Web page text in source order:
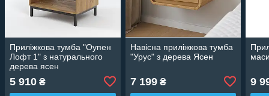
Приліжкова тумба "Оупен
Лофт 1" з натурального
дерева ясен
5 910 ₴
Навісна приліжкова тумба
"Урус" з дерева Ясен
7 199₴ 9